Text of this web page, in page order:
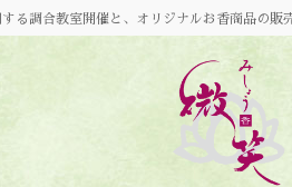
る調合教室開催と、オリジナルお香商品の販